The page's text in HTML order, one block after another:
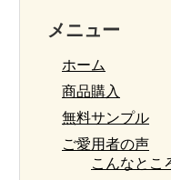
メニュー
ホーム
商品購入
無料サンプル
ご愛用者の声
こんなとこ